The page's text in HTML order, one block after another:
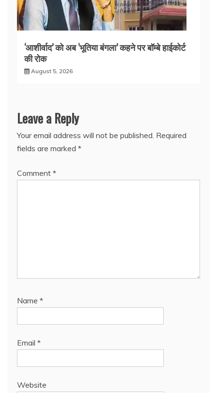
‘आशीर्वाद’ को अब ‘भूतिया बंगला’ कहने पर बॉम्बे हाईकोर्ट
की रोक
August 5, 2026
Leave a Reply
Your email address will not be published. Required
fields are marked *
Comment *
Name *
Email *
Website